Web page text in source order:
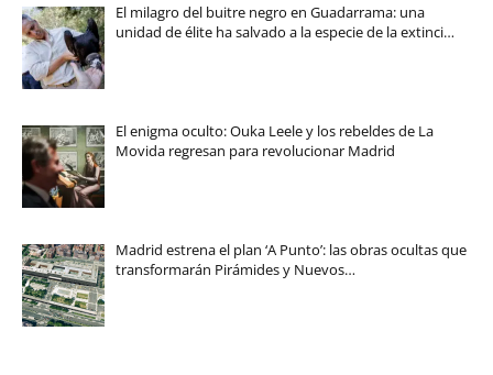
El milagro del buitre negro en Guadarrama: una
unidad de élite ha salvado a la especie de la extinci…
El enigma oculto: Ouka Leele y los rebeldes de La
Movida regresan para revolucionar Madrid
Madrid estrena el plan ‘A Punto’: las obras ocultas que
transformarán Pirámides y Nuevos…